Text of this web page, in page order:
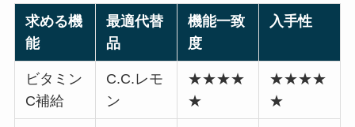
求める機
能
最適代替
品
機能一致
度
入手性
ビタミン
C補給
C.C.レモ
ン
★★★★
★
★★★★
★